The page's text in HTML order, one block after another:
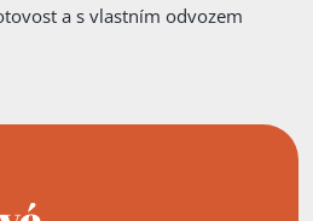
a s vlastním odvozem